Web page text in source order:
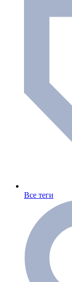
Все теги